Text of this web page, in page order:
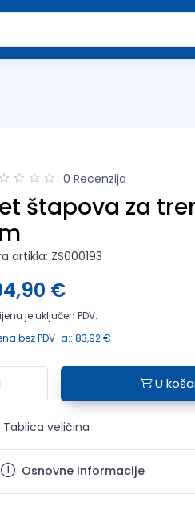
0 Recenzija
štapova za
artikla: ZS000193
€
je uključen PDV.
bez PDV-a:: 83,92 €
U
Tablica veličina
Osnovne informacije